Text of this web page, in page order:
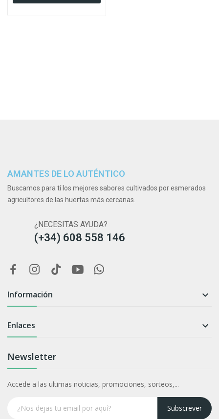
AMANTES DE LO AUTÉNTICO
Buscamos para tí los mejores sabores cultivados por esmerados
agricultores de las huertas más cercanas.
¿NECESITAS AYUDA?
(+34) 608 558 146
Información 
Enlaces 
Newsletter
Accede a las ultimas noticias, promociones, sorteos,...
Subscrever